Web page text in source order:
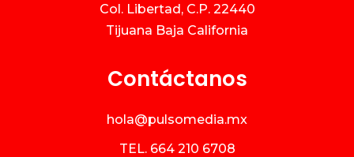
Col. Libertad, C.P. 22440
Tijuana Baja California
Contáctanos
hola@pulsomedia.mx
TEL. 664 210 6708